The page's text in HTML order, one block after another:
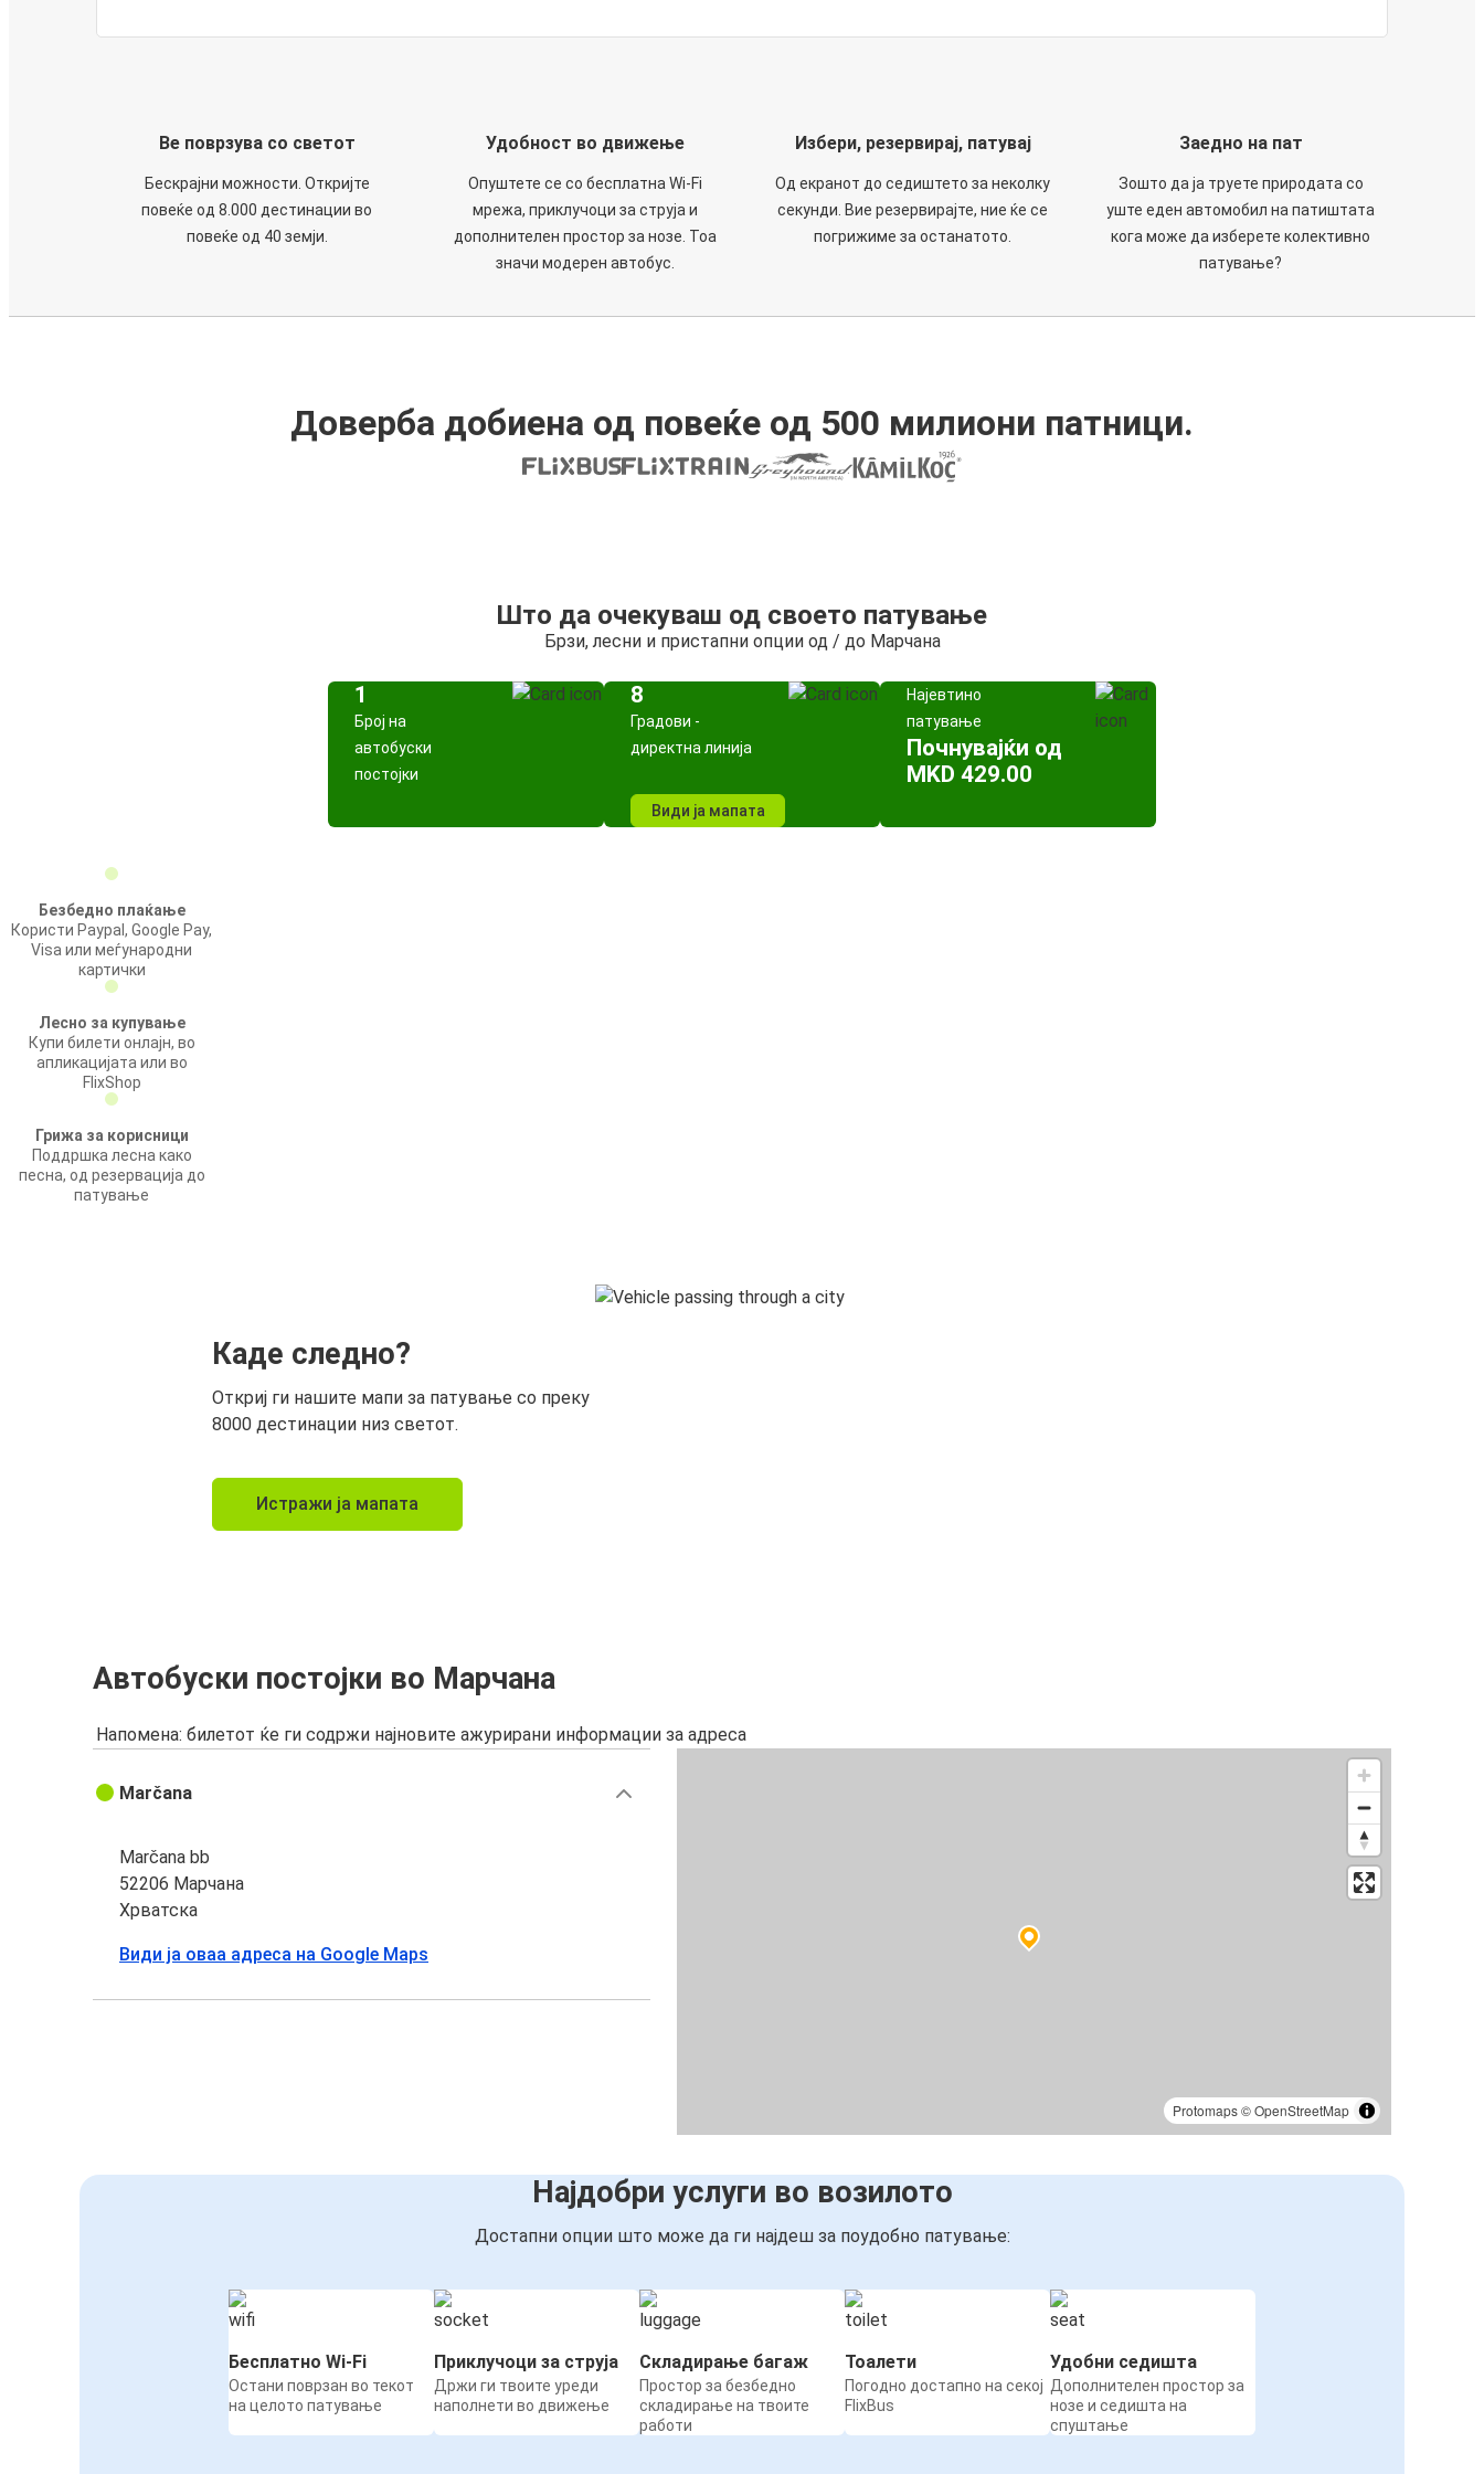
Ве поврзува со светот
Бескрајни можности. Откријте
повеќе од 8.000 дестинации во
повеќе од 40 земји.
Удобност во движење
Опуштете се со бесплатна Wi-Fi
мрежа, приклучоци за струја и
дополнителен простор за нозе. Тоа
значи модерен автобус.
Избери, резервирај, патувај
Од екранот до седиштето за неколку
секунди. Вие резервирајте, ние ќе се
погрижиме за останатото.
Заедно на пат
Зошто да ја труете природата со
уште еден автомобил на патиштата
кога може да изберете колективно
патување?
Доверба добиена од повеќе од 500 милиони патници.
Што да очекуваш од своето патување
Брзи, лесни и пристапни опции од / до Марчана
1
Број на
автобуски
постојки
8
Градови -
директна линија
Види ја мапата
Најевтино
патување
Почнувајќи од
MKD 429.00
Безбедно плаќање
Користи Paypal, Google Pay,
Visa или меѓународни
картички
Лесно за купување
Купи билети онлајн, во
апликацијата или во
FlixShop
Грижа за корисници
Поддршка лесна како
песна, од резервација до
патување
Каде следно?
Откриј ги нашите мапи за патување со преку
8000 дестинации низ светот.
Истражи ја мапата
Автобуски постојки во Марчана
Напомена: билетот ќе ги содржи најновите ажурирани информации за адреса
Protomaps©OpenStreetMap
Marčana
Marčana bb
52206 Марчана
Хрватска
Види ја оваа адреса на Google Maps
Најдобри услуги во возилото
Достапни опции што може да ги најдеш за поудобно патување:
Бесплатно Wi-Fi
Остани поврзан во текот
на целото патување
Приклучоци за струја
Држи ги твоите уреди
наполнети во движење
Складирање багаж
Простор за безбедно
складирање на твоите
работи
Тоалети
Погодно достапно на секој
FlixBus
Удобни седишта
Дополнителен простор за
нозе и седишта на
спуштање